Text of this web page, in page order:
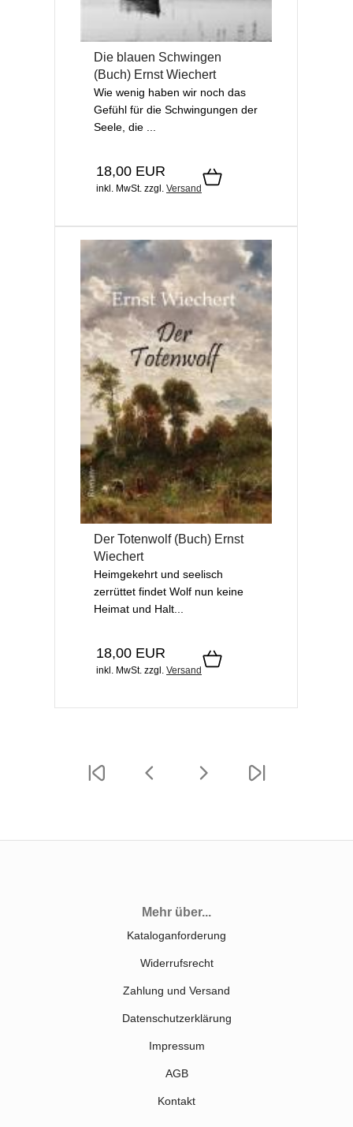
Die blauen Schwingen
(Buch) Ernst Wiechert
Wie wenig haben wir noch das
Gefühl für die Schwingungen der
Seele, die ...
18,00 EUR
inkl. MwSt. zzgl. Versand
Der Totenwolf (Buch) Ernst
Wiechert
Heimgekehrt und seelisch
zerrüttet findet Wolf nun keine
Heimat und Halt...
18,00 EUR
inkl. MwSt. zzgl. Versand
Mehr über...
Kataloganforderung
Widerrufsrecht
Zahlung und Versand
Datenschutzerklärung
Impressum
AGB
Kontakt